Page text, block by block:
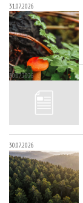
31.07.2026
30.07.2026
30.07.2026